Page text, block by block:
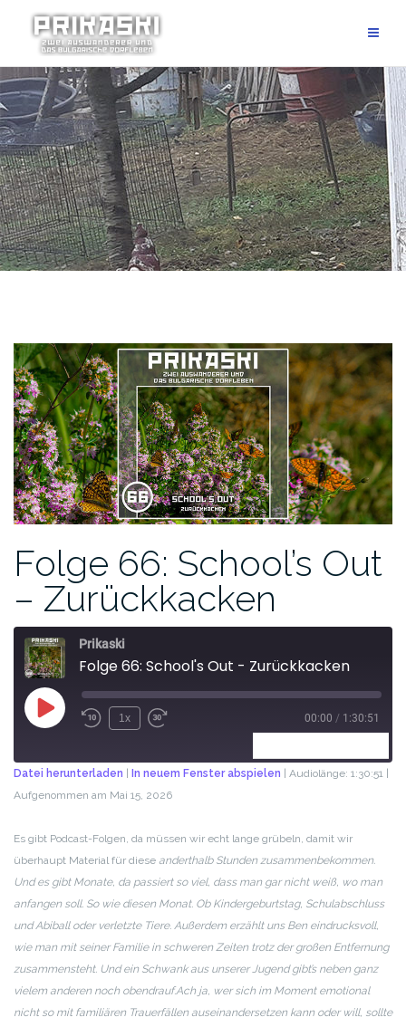
Folge 66: School’s Out
– Zurückkacken
Prikaski
Folge 66: School's Out - Zurückkacken
1x 00:00 / 1:30:51
TEILEN
LINK
EMBED
Datei herunterladen In neuem Fenster abspielen Audiolänge: 1:30:51
Aufgenommen am Mai 15, 2026
Es gibt Podcast-Folgen, da müssen wir echt lange grübeln, damit wir
überhaupt Material für diese anderthalb Stunden zusammenbekommen.
Und es gibt Monate, da passiert so viel, dass man gar nicht weiß, wo man
anfangen soll. So wie diesen Monat. Ob Kindergeburtstag, Schulabschluss
und Abiball oder verletzte Tiere. Außerdem erzählt uns Ben eindrucksvoll,
wie man mit seiner Familie in schweren Zeiten trotz der großen Entfernung
zusammensteht. Und ein Schwank aus unserer Jugend gibt’s neben ganz
vielem anderen noch obendrauf.Ach ja, wer sich im Moment emotional
nicht so mit familiären Trauerfällen auseinandersetzen kann oder will, sollte